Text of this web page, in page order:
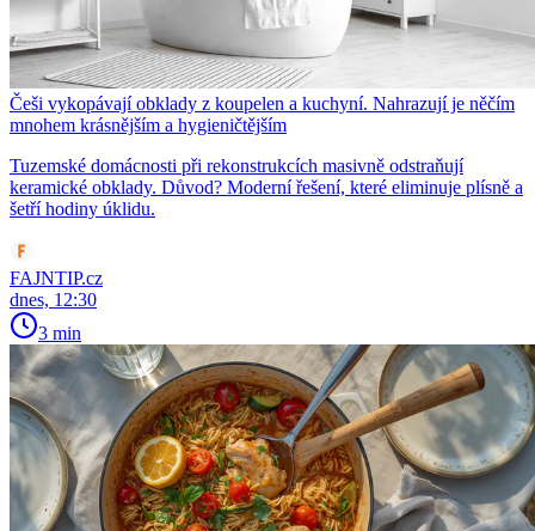
Češi vykopávají obklady z koupelen a kuchyní. Nahrazují je něčím
mnohem krásnějším a hygieničtějším
Tuzemské domácnosti při rekonstrukcích masivně odstraňují
keramické obklady. Důvod? Moderní řešení, které eliminuje plísně a
šetří hodiny úklidu.
FAJNTIP.cz
dnes, 12:30
3 min